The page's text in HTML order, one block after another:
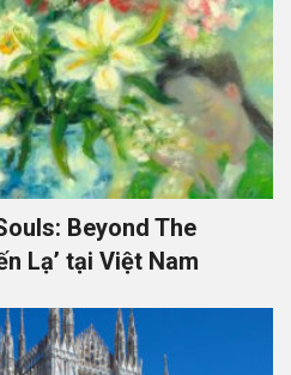
Beyond The
Lạ’ tại Việt Nam